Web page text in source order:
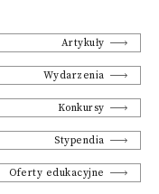
Artykuły
Wydarzenia
Konkursy
Stypendia
Oferty edukacyjne